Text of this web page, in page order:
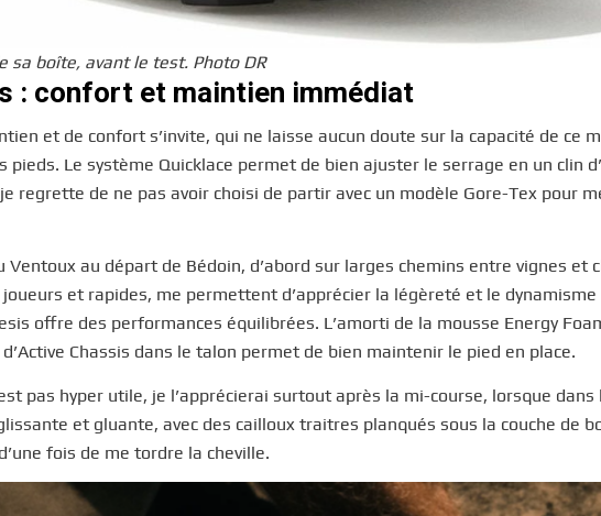
sa boîte, avant le test. Photo DR
: confort et maintien immédiat
et de confort s’invite, qui ne laisse aucun doute sur la capacité de ce
Le système Quicklace permet de bien ajuster le serrage en un clin
regrette de ne pas avoir choisi de partir avec un modèle Gore-Tex pour
au départ de Bédoin, d’abord sur larges chemins entre vignes et
et rapides, me permettent d’apprécier la légèreté et le dynamisme
offre des performances équilibrées. L’amorti de la mousse Energy
Chassis dans le talon permet de bien maintenir le pied en place.
pas hyper utile, je l’apprécierai surtout après la mi-course, lorsque dans
et gluante, avec des cailloux traitres planqués sous la couche de
fois de me tordre la cheville.